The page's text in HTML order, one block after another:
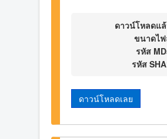
ดาวน์โหลดแ
ขนาดไ
รหัส
รหัส
ดาวน์โหลดเลย